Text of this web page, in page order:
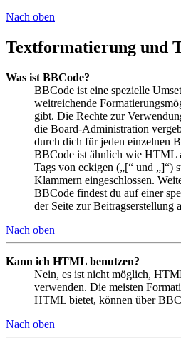
Nach oben
Textformatierung und
Was ist BBCode?
BBCode ist eine spezielle
weitreichende
gibt. Die Rechte zur
die Board-Administration
durch dich für jeden einzelnen
BBCode ist ähnlich wie HTML
Tags von eckigen („[“ und „]“)
Klammern eingeschlossen.
BBCode findest du auf einer
der Seite zur Beitragserstellung
Nach oben
Kann ich HTML benutzen?
Nein, es ist nicht möglich,
verwenden. Die meisten
HTML bietet, können über
Nach oben